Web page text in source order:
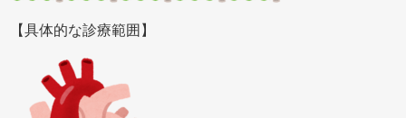
【具体的な診療範囲】